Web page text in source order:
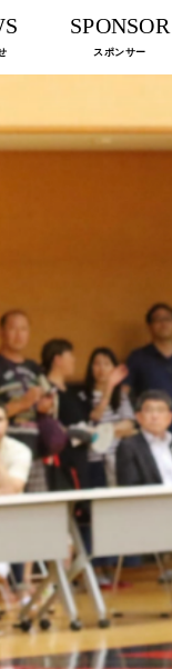
SPONSOR
スポンサー